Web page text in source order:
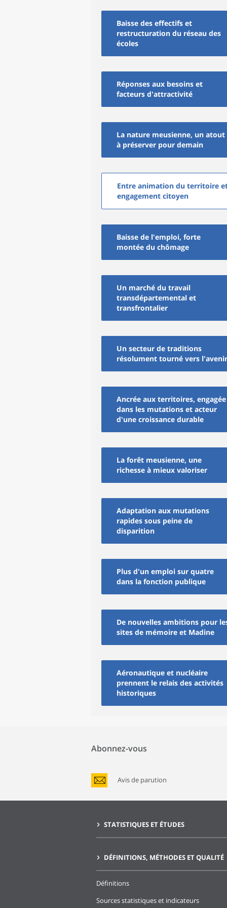
Baisse des effectifs et
restructuration du réseau des
écoles
Réponses aux besoins et
facteurs d'attractivité
La nature meusienne, un atout
à préserver pour demain
Entre animation du territoire
engagement citoyen
Baisse de l'emploi, forte
montée du chômage
Un marché du travail
transdépartemental et
transfrontalier
Un secteur de traditions
résolument tourné vers l'avenir
Ancrée aux territoires, engagée
dans les mutations et acteur
d'une croissance durable
La forêt meusienne, une
richesse à mieux valoriser
Adaptation aux mutations
rapides sous peine de
disparition
Plus d'un emploi sur quatre
dans la fonction publique
De nouvelles ambitions pour
sites de mémoire et Madine
Aéronautique et nucléaire
prennent le relais des activités
historiques
Abonnez-vous
Avis de parution
STATISTIQUES ET ÉTUDES
DÉFINITIONS, MÉTHODES ET QUALITÉ
Définitions
Sources statistiques et indicateurs